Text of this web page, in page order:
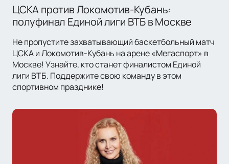
ЦСКА против Локомотив-Кубань:
полуфинал Единой лиги ВТБ в Москве
Не пропустите захватывающий баскетбольный матч
ЦСКА и Локомотив-Кубань на арене «Мегаспорт» в
Москве! Узнайте, кто станет финалистом Единой
лиги ВТБ. Поддержите свою команду в этом
спортивном празднике!